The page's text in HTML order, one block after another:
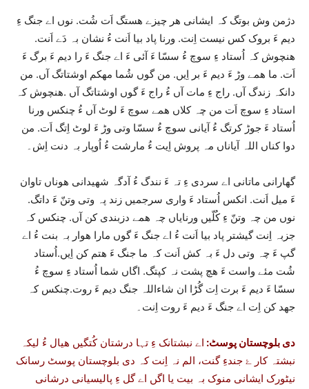
دژمن وش بوتگ کہ ایشانی ھر چیزے ھستگ اَت شُت. نوں اے جنگ ءِ
دیم ءَ بروک کس نیست اِنت. ورنا پاد بیا اَنت ءُ نشان بہ دَے اَنت.
ھنچوش کہ اُستاد ءِ سوچ ءُ سسّا ءَ آئی ءَ اے جنگ ءَ را دیم ءَ برگ ءَ
اَت. ما ھمے وڑ ءَ دیم ءَ بر اِیں. من گوں شُما مھکم اوشتاتگ آں. من
دانکہ زندگ آں. راج ءِ مات آں ءُ راج ءَ گوں اوشتاتگ آں .ھنچوش کہ
استاد ءِ سوچ اَت من چہ کلاں ھمے سوچ ءَ لوٹ آں ءُ چنکس ورنا
اُستاد ءَ جوڑ کرتگ ءُ آیانی سوچ ءُ سسّا وتی وڑ ءَ لوٹ اِتگ اَت. من
دوا کناں اللہ آیاناں مہ پروش اِیت ءُ مارشت ءُ اُوپار بہ دنت اِش۔
گھارانی ماتانی اے سردی ءِ تہ ءَ نندگ ءُ آدگہ شھیدانی ھوناں تاوان
ءَ میل اَنت. انکس اُستاد ءَ واری سرجمیں زند پہ وتی وتنّ ءَ داتگ.
نوں من چہ وتنّ ءِ کُلّیں ورنایاں چہ ھمے دزبندی کن آں. چنکس کہ
جزبہ اِنت گیشتر پاد بیا اَنت ءُ اے جنگ ءَ گوں مارا ھوار بہ بنت ءُ اے
گپ ءَ چہ وتی دل ءَ بہ کش اَنت کہ ما جنگ ءَ ھتم کن اِیں.اُستاد
شُت مئے واست ءَ ھچ پشت نہ کپتگ. اگاں شما اُستاد ءِ سوچ ءُ
سسّا ءَ دیم ءَ برت اِت گُڑا ان شاءاللہ جنگ دیم ءَ روت.چنکس کہ
جھد کن اِت اے جنگ ءَ دیم ءَ روت اِنت۔
دی بلوچستان پوسٹ: اے نبشتانک ءِ تہا درشتان کُتگیں ھیال ءُ لیکہ
نبشتہ کار ۓ جندءِ گنت، الم نہ اِنت کہ دی بلوچستان پوسٹ رسانک
نیٹورک ایشانی منوک بہ بیت یا اگں اے گل ءِ پالیسیانی درشانی